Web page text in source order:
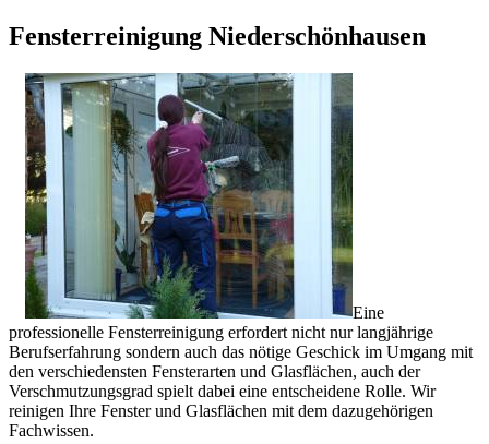
Fensterreinigung Niederschönhausen
Eine
professionelle Fensterreinigung erfordert nicht nur langjährige
Berufserfahrung sondern auch das nötige Geschick im Umgang mit
den verschiedensten Fensterarten und Glasflächen, auch der
Verschmutzungsgrad spielt dabei eine entscheidene Rolle. Wir
reinigen Ihre Fenster und Glasflächen mit dem dazugehörigen
Fachwissen.